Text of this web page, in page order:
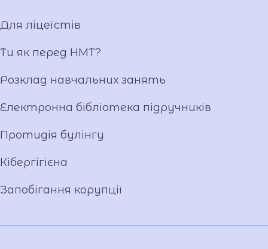
Фотогалерея
Відеогалерея
Вакансії
Публічна інформація
Для ліцеїстів
Ти як перед НМТ?
Розклад навчальних занять
Електронна бібліотека підручників
Протидія булінгу
Кібергігієна
Запобігання корупції